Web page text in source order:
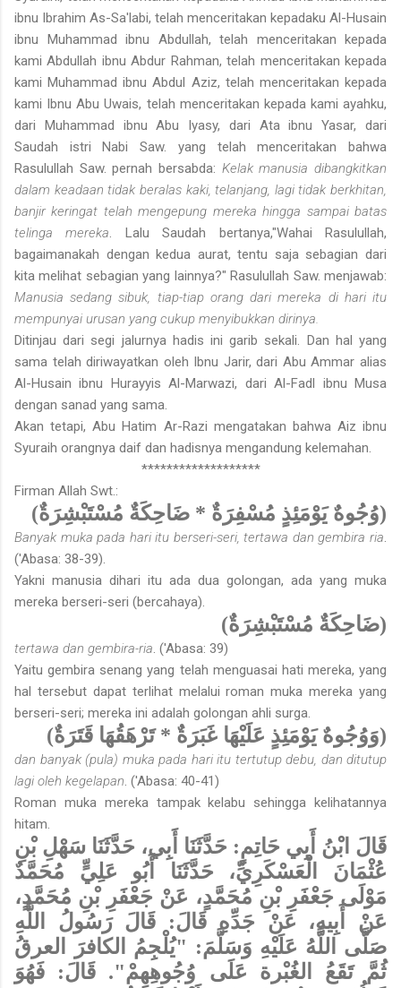
ibnu Ibrahim As-Sa'labi, telah menceritakan kepadaku Al-Husain
ibnu Muhammad ibnu Abdullah, telah menceritakan kepada
kami Abdullah ibnu Abdur Rahman, telah menceritakan kepada
kami Muhammad ibnu Abdul Aziz, telah menceritakan kepada
kami Ibnu Abu Uwais, telah menceritakan kepada kami ayahku,
dari Muhammad ibnu Abu Iyasy, dari Ata ibnu Yasar, dari
Saudah istri Nabi Saw. yang telah menceritakan bahwa
Rasulullah Saw. pernah bersabda: Kelak manusia dibangkitkan
dalam keadaan tidak beralas kaki, telanjang, lagi tidak berkhitan,
banjir keringat telah mengepung mereka hingga sampai batas
telinga mereka . Lalu Saudah bertanya,"Wahai Rasulullah,
bagaimanakah dengan kedua aurat, tentu saja sebagian dari
kita melihat sebagian yang lainnya?" Rasulullah Saw. menjawab:
Manusia sedang sibuk, tiap-tiap orang dari mereka di hari itu
mempunyai urusan yang cukup menyibukkan dirinya.
Ditinjau dari segi jalurnya hadis ini garib sekali. Dan hal yang
sama telah diriwayatkan oleh Ibnu Jarir, dari Abu Ammar alias
Al-Husain ibnu Hurayyis Al-Marwazi, dari Al-Fadl ibnu Musa
dengan sanad yang sama.
Akan tetapi, Abu Hatim Ar-Razi mengatakan bahwa Aiz ibnu
Syuraih orangnya daif dan hadisnya mengandung kelemahan.
*******************
Firman Allah Swt.:
(وُجُوهٌ يَوْمَئِذٍ مُسْفِرَةٌ * ضَاحِكَةٌ مُسْتَبْشِرَةٌ)
Banyak muka pada hari itu berseri-seri, tertawa dan gembira ria
('Abasa: 38-39).
Yakni manusia dihari itu ada dua golongan, ada yang muka
mereka berseri-seri (bercahaya).
(ضَاحِكَةٌ مُسْتَبْشِرَةٌ)
tertawa dan gembira-ria . ('Abasa: 39)
Yaitu gembira senang yang telah menguasai hati mereka, yang
hal tersebut dapat terlihat melalui roman muka mereka yang
berseri-seri; mereka ini adalah golongan ahli surga.
(وَوُجُوهٌ يَوْمَئِذٍ عَلَيْهَا غَبَرَةٌ * تَرْهَقُهَا قَتَرَةٌ)
dan banyak (pula) muka pada hari itu tertutup debu, dan ditutup
lagi oleh kegelapan . ('Abasa: 40-41)
Roman muka mereka tampak kelabu sehingga kelihatannya
hitam.
قَالَ ابْنُ أَبِي حَاتِمٍ: حَدَّثَنَا أَبِي، حَدَّثَنَا سَهْلِ بْنِ
عُثْمَانَ الْعَسْكَرِيِّ، حَدَّثَنَا أَبُو عَلِيٍّ مُحَمَّدٌ
مَوْلَى جَعْفَرِ بْنِ مُحَمَّدٍ، عَنْ جَعْفَرِ بْنِ مُحَمَّدٍ،
عَنْ أَبِيهِ، عَنْ جَدِّهِ قَالَ: قَالَ رَسُولُ اللَّهِ
صَلَّى اللَّهُ عَلَيْهِ وَسَلَّمَ: "يُلْجِمُ الكافرَ العرقُ
ثُمَّ تَقَعُ الغُبْرة عَلَى وُجُوهِهِمْ". قَالَ: فَهُوَ